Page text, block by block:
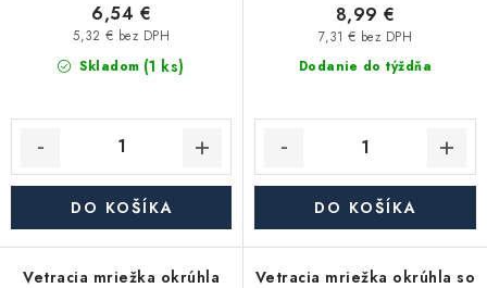
Skladom (1 ks)
5,32 € bez DPH
6,54 €
DO KOŠÍKA
Dodanie do týždňa
7,31 € bez DPH
8,99 €
DO KOŠÍKA
Vetracia mriežka okrúhla
Vetracia mriežka okrúhla so